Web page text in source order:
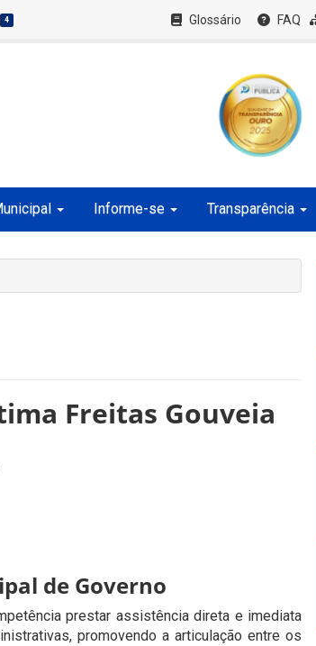
4 Glossário FAQ
Informe-se Transparência
Freitas Gouveia
de Governo
prestar assistência direta e imediata
promovendo a articulação entre os